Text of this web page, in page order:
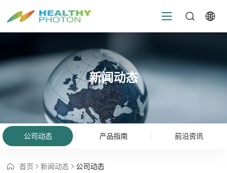
新闻动态
公司动态 产品指南 前沿资讯
首页 新闻动态 公司动态